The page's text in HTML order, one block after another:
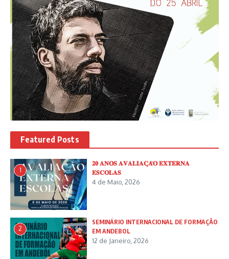
Featured Posts
1
𝟐𝟎 𝐀𝐍𝐎𝐒 𝐀𝐕𝐀𝐋𝐈𝐀𝐂̧𝐀̃𝐎 𝐄𝐗𝐓𝐄𝐑𝐍𝐀
𝐄𝐒𝐂𝐎𝐋𝐀𝐒
4 de Maio, 2026
2
SEMINÁRIO INTERNACIONAL DE FORMAÇÃO
EM ANDEBOL
12 de Janeiro, 2026